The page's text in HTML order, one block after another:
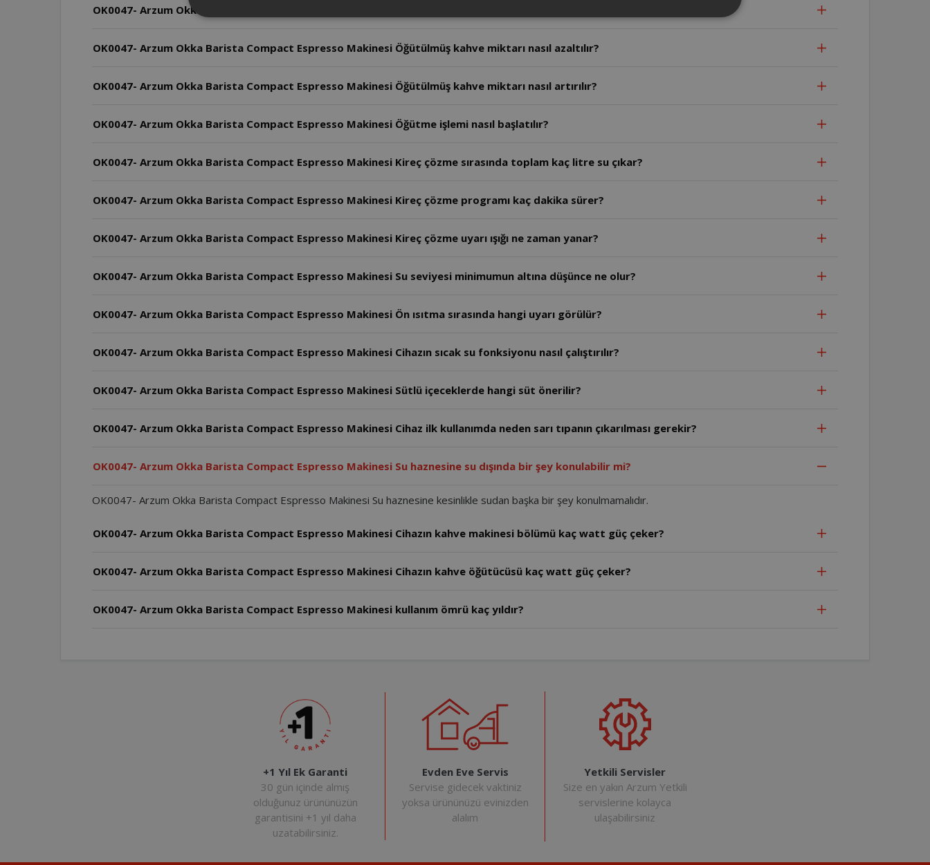
OK0047- Arzum Okka Barista Compact Espresso Makinesi Öğütme ayarı programı nasıl açılır?
OK0047- Arzum Okka Barista Compact Espresso Makinesi Öğütülmüş kahve miktarı nasıl azaltılır?
OK0047- Arzum Okka Barista Compact Espresso Makinesi Öğütülmüş kahve miktarı nasıl artırılır?
OK0047- Arzum Okka Barista Compact Espresso Makinesi Öğütme işlemi nasıl başlatılır?
OK0047- Arzum Okka Barista Compact Espresso Makinesi Kireç çözme sırasında toplam kaç litre su çıkar?
OK0047- Arzum Okka Barista Compact Espresso Makinesi Kireç çözme programı kaç dakika sürer?
OK0047- Arzum Okka Barista Compact Espresso Makinesi Kireç çözme uyarı ışığı ne zaman yanar?
OK0047- Arzum Okka Barista Compact Espresso Makinesi Su seviyesi minimumun altına düşünce ne olur?
OK0047- Arzum Okka Barista Compact Espresso Makinesi Ön ısıtma sırasında hangi uyarı görülür?
OK0047- Arzum Okka Barista Compact Espresso Makinesi Cihazın sıcak su fonksiyonu nasıl çalıştırılır?
OK0047- Arzum Okka Barista Compact Espresso Makinesi Sütlü içeceklerde hangi süt önerilir?
OK0047- Arzum Okka Barista Compact Espresso Makinesi Cihaz ilk kullanımda neden sarı tıpanın çıkarılması gerekir?
OK0047- Arzum Okka Barista Compact Espresso Makinesi Su haznesine su dışında bir şey konulabilir mi?
OK0047- Arzum Okka Barista Compact Espresso Makinesi Su haznesine kesinlikle sudan başka bir şey konulmamalıdır.
OK0047- Arzum Okka Barista Compact Espresso Makinesi Cihazın kahve makinesi bölümü kaç watt güç çeker?
OK0047- Arzum Okka Barista Compact Espresso Makinesi Cihazın kahve öğütücüsü kaç watt güç çeker?
OK0047- Arzum Okka Barista Compact Espresso Makinesi kullanım ömrü kaç yıldır?
+1 Yıl Ek Garanti
30 gün içinde almış
olduğunuz ürününüzün
garantisini +1 yıl daha
uzatabilirsiniz.
Evden Eve Servis
Servise gidecek vaktiniz
yoksa ürününüzü evinizden
alalım
Yetkili Servisler
Size en yakın Arzum Yetkili
servislerine kolayca
ulaşabilirsiniz